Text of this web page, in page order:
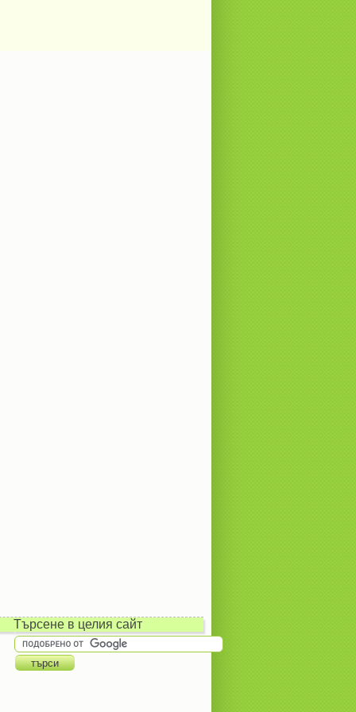
Търсене в целия сайт